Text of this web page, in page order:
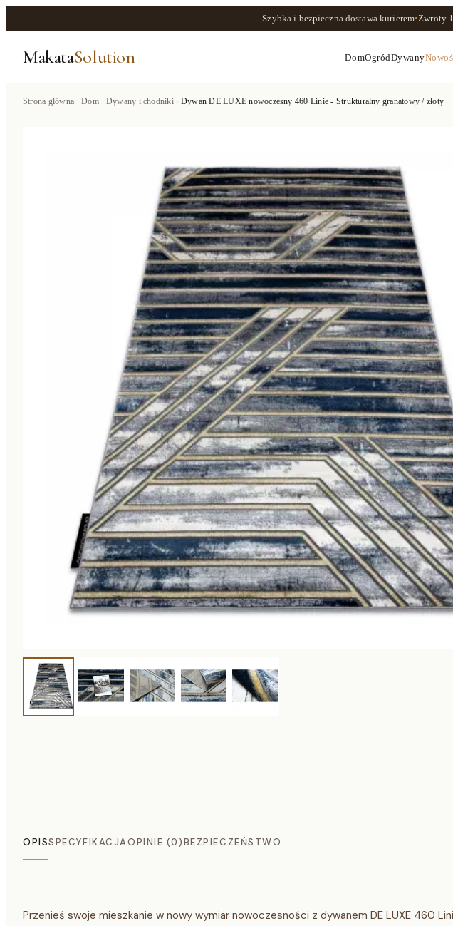
Szybka i bezpieczna dostawa kurierem•Zwroty
MakataSolution DomOgródDywany
Strona główna Dom Dywany i chodniki Dywan DE LUXE nowoczesny 460 Linie - Strukturalny granatowy / złoty
OPISSPECYFIKACJAOPINIE (0)BEZPIECZEŃSTWO
Przenieś swoje mieszkanie w nowy wymiar nowoczesności z dywanem DE LUXE 460